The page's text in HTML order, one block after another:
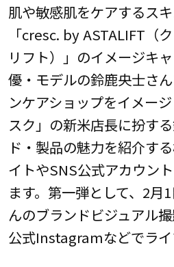
肌や敏感肌をケアするス
「cresc. by ASTALIFT（
リフト）」のイメージキ
優・モデルの鈴鹿央士さ
ンケアショップをイメー
スク」の新米店長に扮す
ド・製品の魅力を紹介す
イトやSNS公式アカウン
ます。第一弾として、2月
んのブランドビジュアル
公式Instagramなどでライ